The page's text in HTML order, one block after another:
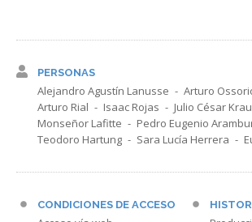
PERSONAS
Alejandro Agustín Lanusse
Arturo
Arturo Rial
Isaac Rojas
Julio César
Monseñor Lafitte
Pedro Eugenio
Teodoro Hartung
Sara Lucía Herrera
CONDICIONES DE ACCESO